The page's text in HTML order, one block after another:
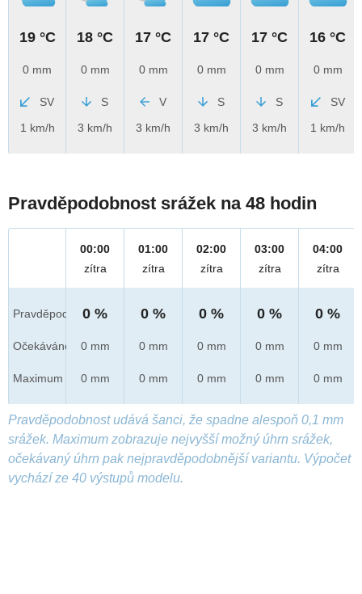
19 °C
0 mm
SV
1 km/h
18 °C
0 mm
S
3 km/h
17 °C
0 mm
V
3 km/h
17 °C
0 mm
S
3 km/h
17 °C
0 mm
S
3 km/h
16 °C
0 mm
SV
1 km/h
Pravděpodobnost srážek na 48 hodin
Pravděpod.
Očekáváno
Maximum
00:00
zítra
0 %
0 mm
0 mm
01:00
zítra
0 %
0 mm
0 mm
02:00
zítra
0 %
0 mm
0 mm
03:00
zítra
0 %
0 mm
0 mm
04:00
zítra
0 %
0 mm
0 mm
Pravděpodobnost udává šanci, že spadne alespoň 0,1 mm
srážek. Maximum zobrazuje nejvyšší možný úhrn srážek,
očekávaný úhrn pak nejpravděpodobnější variantu. Výpočet
vychází ze 40 výstupů modelu.